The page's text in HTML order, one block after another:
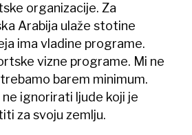
organizacije. Za
Arabija ulaže stotine
ima vladine programe.
vizne programe. Mi ne
barem minimum.
ignorirati ljude koji je
za svoju zemlju.